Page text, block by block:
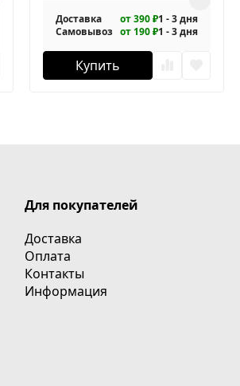
Доставка от 390 ₽1 - 3 дня
Самовывоз от 190 ₽1 - 3 дня
Купить
Для покупателей
Доставка
Оплата
Контакты
Информация